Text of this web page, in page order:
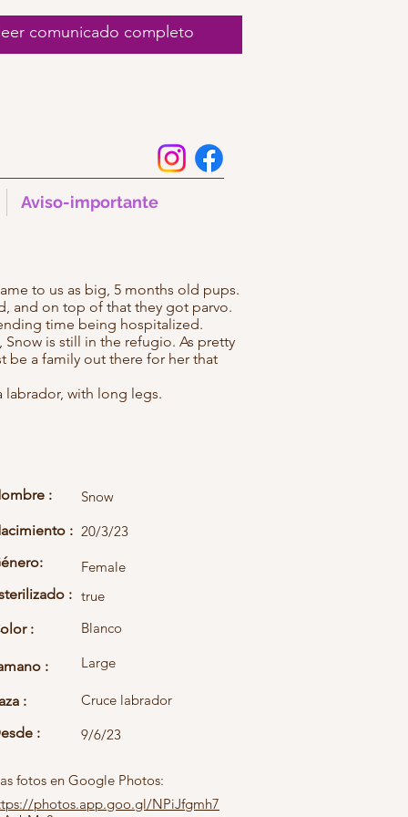
comunicado completo
Aviso-importante
to us as big, 5 months old pups.
and on top of that they got parvo.
time being hospitalized.
is still in the refugio. As pretty
be a family out there for her that
with long legs.
:
:
:
:
:
Snow
20/3/23
Female
true
Blanco
Large
:
Cruce labrador
9/6/23
:
fotos en Google Photos:
photos.app.goo.gl/NPiJfgmh7